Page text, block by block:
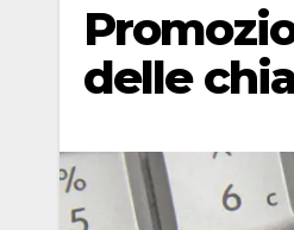
delle